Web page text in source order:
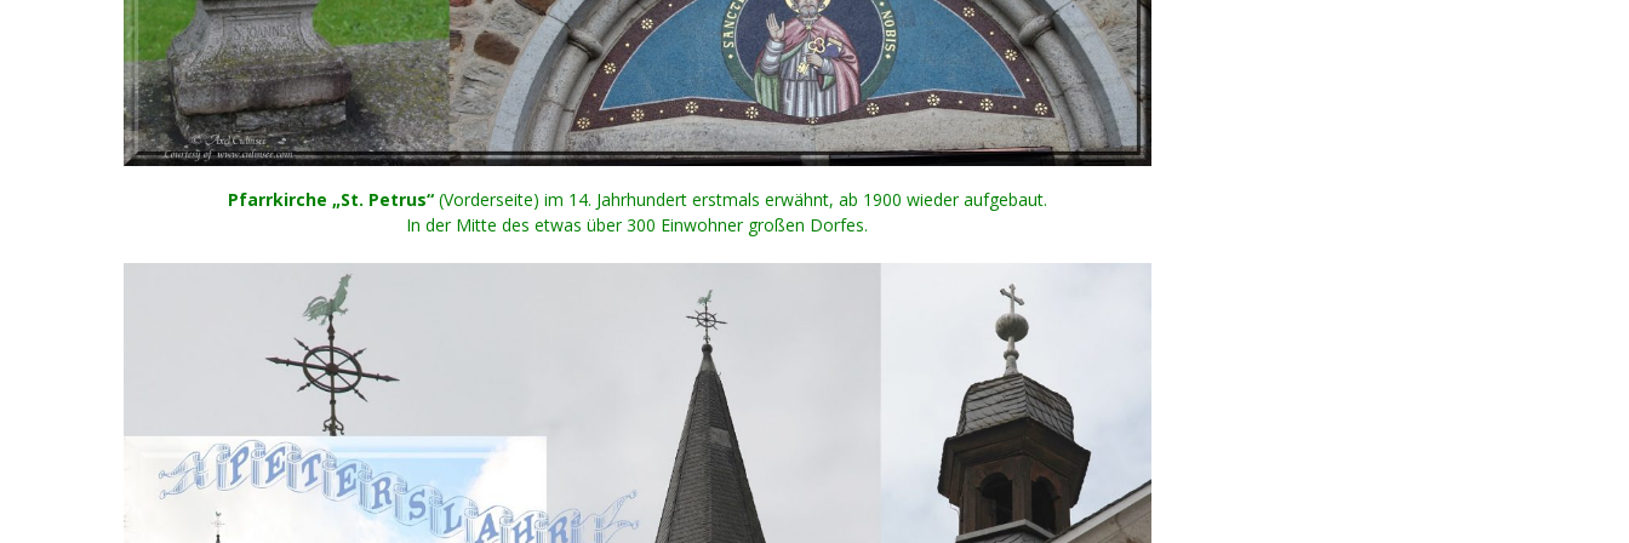
Pfarrkirche „St. Petrus“(Vorderseite) im 14. Jahrhundert erstmals erwähnt, ab 1900 wieder aufgebaut.
In der Mitte des etwas über 300 Einwohner großen Dorfes.